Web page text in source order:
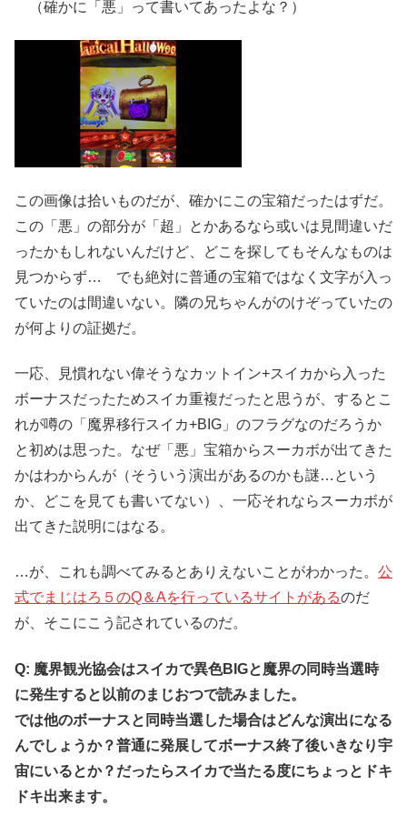
（確かに「悪」って書いてあったよな？）
この画像は拾いものだが、確かにこの宝箱だったはずだ。
この「悪」の部分が「超」とかあるなら或いは見間違いだ
ったかもしれないんだけど、どこを探してもそんなものは
見つからず… でも絶対に普通の宝箱ではなく文字が入っ
ていたのは間違いない。隣の兄ちゃんがのけぞっていたの
が何よりの証拠だ。
一応、見慣れない偉そうなカットイン+スイカから入った
ボーナスだったためスイカ重複だったと思うが、するとこ
れが噂の「魔界移行スイカ+BIG」のフラグなのだろうか
と初めは思った。なぜ「悪」宝箱からスーカボが出てきた
かはわからんが（そういう演出があるのかも謎…という
か、どこを見ても書いてない）、一応それならスーカボが
出てきた説明にはなる。
…が、これも調べてみるとありえないことがわかった。 公
式でまじはろ５のQ＆Aを行っているサイトがあるのだ
が、そこにこう記されているのだ。
Q: 魔界観光協会はスイカで異色BIGと魔界の同時当選時
に発生すると以前のまじおつで読みました。
では他のボーナスと同時当選した場合はどんな演出になる
んでしょうか？普通に発展してボーナス終了後いきなり宇
宙にいるとか？だったらスイカで当たる度にちょっとドキ
ドキ出来ます。